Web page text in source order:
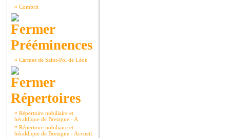
¤ Combrit
Prééminences
¤ Carmes de Saint-Pol de Léon
Répertoires
¤ Répertoire nobiliaire et
héraldique de Bretagne - A.
¤ Répertoire nobiliaire et
héraldique de Bretagne - Accueil.